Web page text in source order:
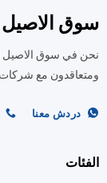
لهذا
يمكن
اختيار
على
الاصيل
سوق الاصيل نهتم
مع شركات
دردش معنا